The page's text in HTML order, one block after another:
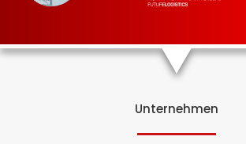
Unternehmen